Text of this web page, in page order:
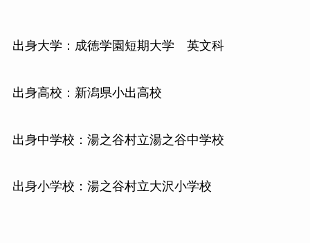
出身大学：成徳学園短期大学 英文科
出身高校：新潟県小出高校
出身中学校：湯之谷村立湯之谷中学校
出身小学校：湯之谷村立大沢小学校